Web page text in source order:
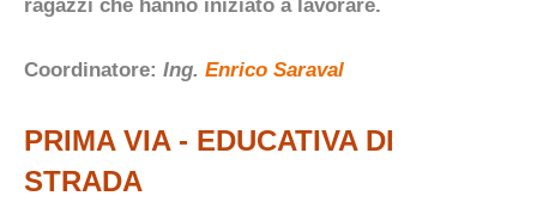
ragazzi che hanno iniziato a lavorare.
Coordinatore: Ing. Enrico Saraval
PRIMA VIA - EDUCATIVA DI
STRADA